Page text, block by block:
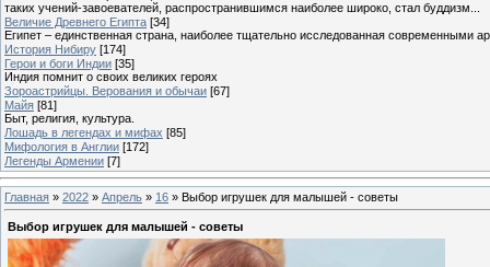
таких учений-завоевателей, распространившимся наиболее широко, стал буддизм...
Величие Древнего Египта [34]
Египет – единственная страна, наиболее тщательно исследованная современными
История Нибиру [174]
Герои и боги Индии [35]
Индия помнит о своих великих героях
Зороастрийцы. Верования и обычаи [67]
Майя [81]
Быт, религия, культура.
Лошадь в легендах и мифах [85]
Мифология в Англии [172]
Легенды Армении [7]
Главная » 2022 » Апрель » 16 » Выбор игрушек для малышей - советы
Выбор игрушек для малышей - советы